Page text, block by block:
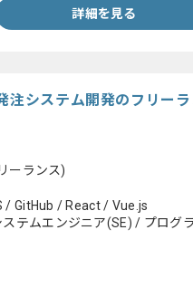
詳細を見る
注システム開発のフリー
ーランス)
GitHub / React / Vue.js
テムエンジニア(SE) / プログ